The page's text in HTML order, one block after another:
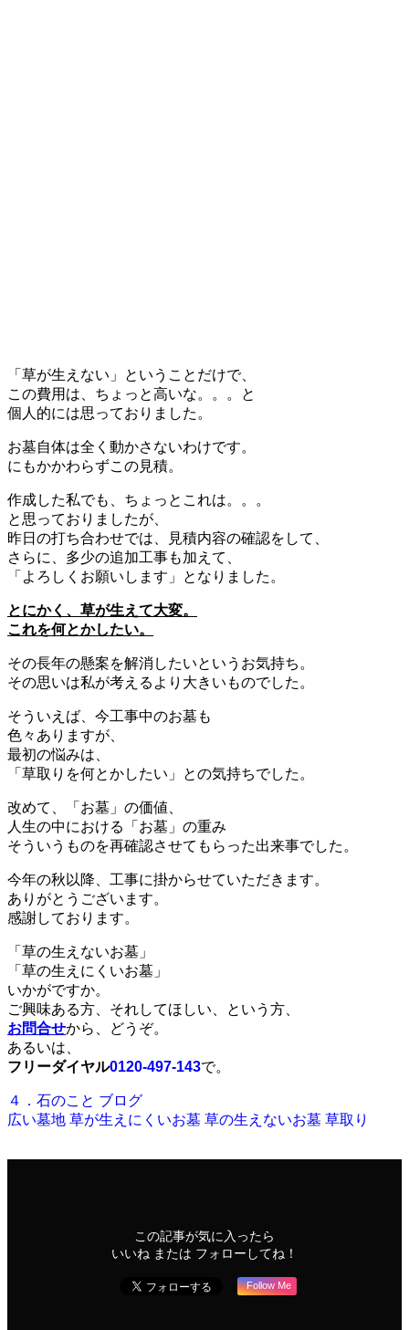
「草が生えない」ということだけで、
この費用は、ちょっと高いな。。。と
個人的には思っておりました。
お墓自体は全く動かさないわけです。
にもかかわらずこの見積。
作成した私でも、ちょっとこれは。。。
と思っておりましたが、
昨日の打ち合わせでは、見積内容の確認をして、
さらに、多少の追加工事も加えて、
「よろしくお願いします」となりました。
とにかく、草が生えて大変。
これを何とかしたい。
その長年の懸案を解消したいというお気持ち。
その思いは私が考えるより大きいものでした。
そういえば、今工事中のお墓も
色々ありますが、
最初の悩みは、
「草取りを何とかしたい」との気持ちでした。
改めて、「お墓」の価値、
人生の中における「お墓」の重み
そういうものを再確認させてもらった出来事でした。
今年の秋以降、工事に掛からせていただきます。
ありがとうございます。
感謝しております。
「草の生えないお墓」
「草の生えにくいお墓」
いかがですか。
ご興味ある方、それしてほしい、という方、
お問合せから、どうぞ。
あるいは、
フリーダイヤル0120-497-143で。
４．石のこと ブログ
広い墓地 草が生えにくいお墓 草の生えないお墓 草取り
この記事が気に入ったら
いいね または フォローしてね！
Follow Me